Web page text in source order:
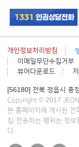
이
전
정
지
다
음
개인정보처리방침
이메일무단수집거부
뷰어다운로드
[56180] 전북 정읍시 충
Copyright © 2017
본 홈페이지에 게시된 전
집·전송하는 행위는 정
다.